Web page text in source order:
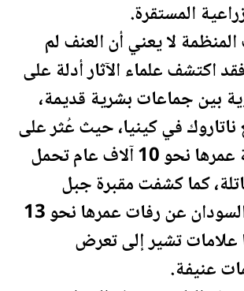
المستقرة.
لا يعني أن العنف لم
اكتشف علماء الآثار أدلة على
بين جماعات بشرية قديمة،
ناتاروك في كينيا، حيث عُثر على
هياكل عظمية عمرها نحو 10 آلاف عام تحمل
كما كشفت مقبرة جبل
عن رفات عمرها نحو 13
علامات تشير إلى تعرض
عنيفة.